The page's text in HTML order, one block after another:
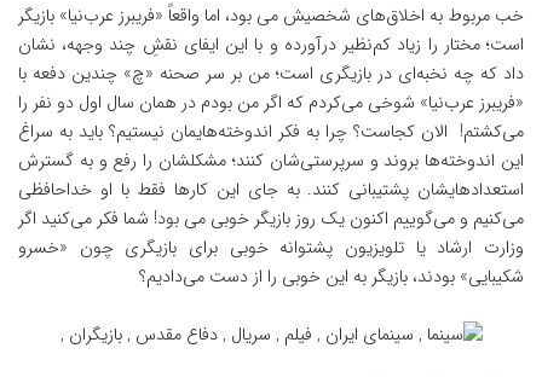
خب مربوط به اخلاق‌های شخصیش می بود، اما واقعاً «فریبرز عرب‌نیا» بازیگر
است؛ مختار را زیاد کم‌نظیر درآورده و با این ایفای نقشِ چند وجهه، نشان
داد که چه نخبه‌ای در بازیگری است؛ من بر سر صحنه «چ» چندین دفعه با
«فریبرز عرب‌نیا» شوخی می‌کردم که اگر من بودم در همان سال اول دو نفر را
می‌کشتم! الان کجاست؟ چرا به فکر اندوخته‌هایمان نیستیم؟ باید به سراغ
این اندوخته‌ها بروند و سرپرستی‌شان کنند؛ مشکلشان را رفع و به گسترش
استعدادهایشان پشتیبانی کنند. به جای این کارها فقط با او خداحافظی
می‌کنیم و می‌گوییم اکنون یک روز بازیگر خوبی می بود! شما فکر می‌کنید اگر
وزارت ارشاد یا تلویزیون پشتوانه خوبی برای بازیگری چون «خسرو
شکیبایی» بودند، بازیگر به این خوبی را از دست می‌دادیم؟